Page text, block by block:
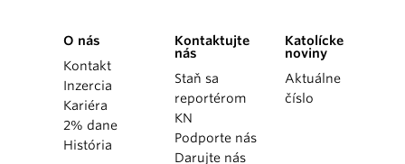
O nás
Kontakt
Inzercia
Kariéra
2% dane
História
Kontaktujte
nás
Staň sa
reportérom
KN
Podporte nás
Darujte nás
Katolícke
noviny
Aktuálne
číslo